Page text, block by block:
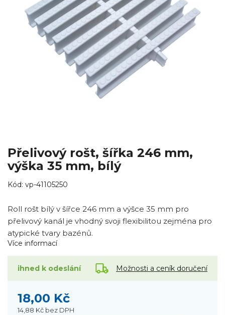
Přelivový rošt, šířka 246 mm,
výška 35 mm, bílý
Kód: vp-41105250
Roll rošt bílý v šířce 246 mm a výšce 35 mm pro
přelivový kanál je vhodný svoji flexibilitou zejména pro
atypické tvary bazénů.
Více informací
ihned k odeslání Možnosti a ceník doručení
18,00 Kč
14,88 Kč bez DPH